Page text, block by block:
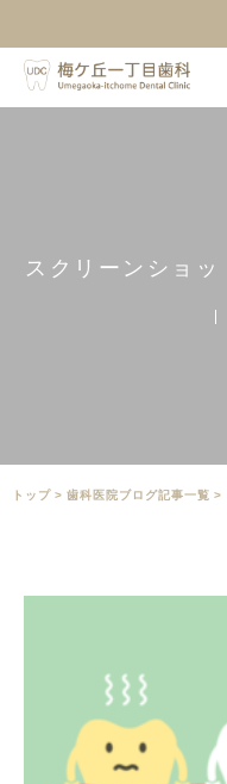
ス ク リ ーン シ ョ ッ
トップ > ⻭科医院ブログ記事一覧 >